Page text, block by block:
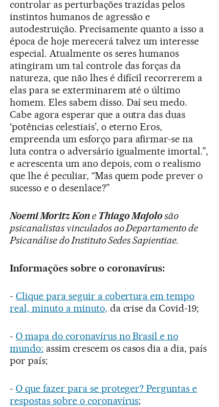
controlar as perturbações trazidas pelos
instintos humanos de agressão e
autodestruição. Precisamente quanto a isso a
época de hoje merecerá talvez um interesse
especial. Atualmente os seres humanos
atingiram um tal controle das forças da
natureza, que não lhes é difícil recorrerem a
elas para se exterminarem até o último
homem. Eles sabem disso. Daí seu medo.
Cabe agora esperar que a outra das duas
‘potências celestiais’, o eterno Eros,
empreenda um esforço para afirmar-se na
luta contra o adversário igualmente imortal.”,
e acrescenta um ano depois, com o realismo
que lhe é peculiar, “Mas quem pode prever o
sucesso e o desenlace?”
Noemi Moritz KoneThiago Majolosão
psicanalistas vinculados ao Departamento de
Psicanálise do Instituto Sedes Sapientiae.
Informações sobre o coronavírus:
- Clique para seguir a cobertura em tempo
real, minuto a minuto, da crise da Covid-19;
- O mapa do coronavírus no Brasil e no
mundo: assim crescem os casos dia a dia, país
por país;
- O que fazer para se proteger? Perguntas e
respostas sobre o coronavírus;